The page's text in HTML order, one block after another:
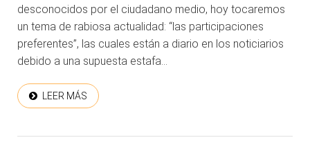
desconocidos por el ciudadano medio, hoy tocaremos
un tema de rabiosa actualidad: “las participaciones
preferentes”, las cuales están a diario en los noticiarios
debido a una supuesta estafa...
LEER MÁS